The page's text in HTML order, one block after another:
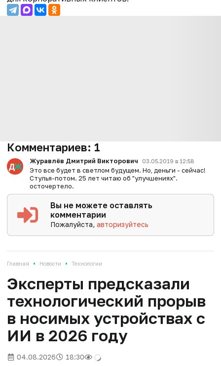
Комментариев: 1
Журавлёв Дмитрий Викторович 03.05.2019 в 12:58
Это все будет в светлом будущем. Но, деньги - сейчас!
Стулья-потом. 25 лет читаю об "улучшениях".
осточертело.
Вы не можете оставлять
комментарии
Пожалуйста,авторизуйтесь
Главная • Новости • Технологии
Эксперты предсказали
технологический прорыв
в носимых устройствах с
ИИ в 2026 году
04.08.2026 18:30